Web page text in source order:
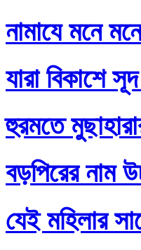
নামাযে মনে
যারা বিকাশে
হুরমতে
বড়পিরের নাম
যেই মহিলার